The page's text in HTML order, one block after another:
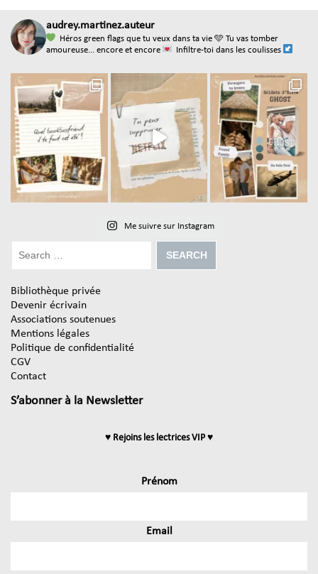
audrey.martinez.auteur
Héros green flags que tu veux dans ta vie 🩵 Tu vas tomber
amoureuse... encore et encore
Infiltre-toi dans les coulisses
Me suivre sur Instagram
Bibliothèque privée
Devenir écrivain
Associations soutenues
Mentions légales
Politique de confidentialité
CGV
Contact
S’abonner à la Newsletter
♥ Rejoins les lectrices VIP ♥
Prénom
Email